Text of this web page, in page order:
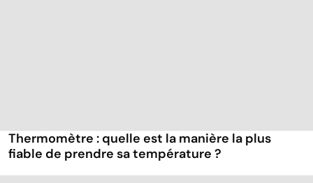
Thermomètre : quelle est la manière la plus
fiable de prendre sa température ?